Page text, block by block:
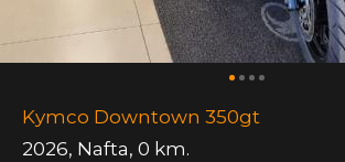
Kymco Downtown 350gt
2026, Nafta, 0 km.